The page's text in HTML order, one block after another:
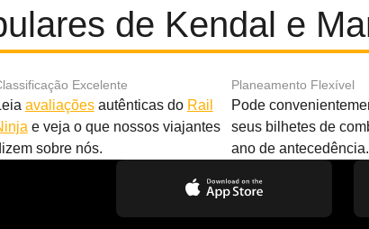
de Kendal e
Excelente
avaliaçõesautênticas do Rail
e veja o que nossos viajantes
sobre nós.
Planeamento Flexível
Pode
seus bilhetes de
ano de antecedência.